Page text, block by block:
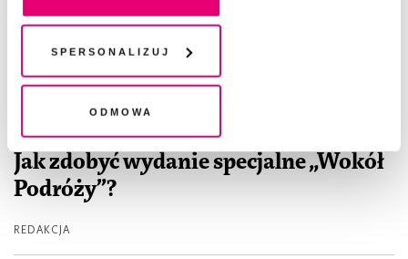
chwili wycofać lub ponowić w zakładce "Ustawienia
plików cookie". Wycofanie zgody nie wpływa na
legalność przetwarzania danych przed jej wycofaniem
Spersonalizuj
Odmowa
Jak zdobyć wydanie specjalne „Wokół
Podróży”?
REDAKCJA